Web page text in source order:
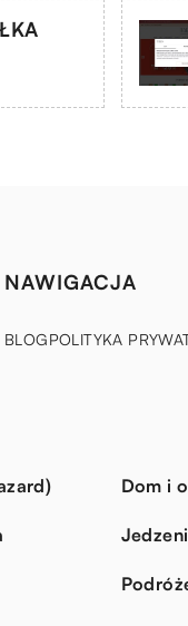
NAWIGACJA
BLOGPOLITYKA
Dom i